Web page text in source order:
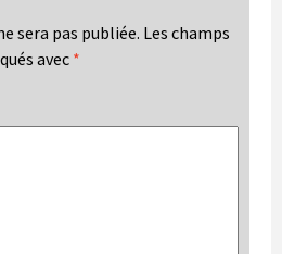
sera pas publiée. Les champs
avec *